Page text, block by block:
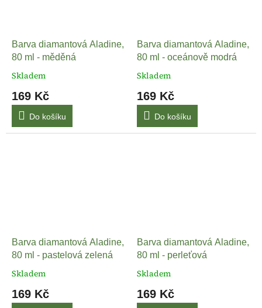
Barva diamantová Aladine,
80 ml - měděná
Skladem
169 Kč
Do košíku
Barva diamantová Aladine,
80 ml - oceánově modrá
Skladem
169 Kč
Do košíku
Barva diamantová Aladine,
80 ml - pastelová zelená
Skladem
169 Kč
Barva diamantová Aladine,
80 ml - perleťová
Skladem
169 Kč